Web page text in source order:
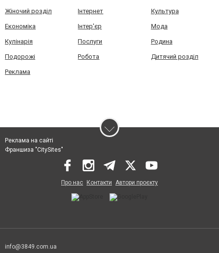
Жіночий розділ Інтернет Культура
Економіка Інтер'єр Мода
Кулінарія Послуги Родина
Подорожі Робота Дитячий розділ
Реклама
Реклама на сайті
Франшиза "CitySites"
Про нас Контакти Автори проєкту
info@3849.com.ua